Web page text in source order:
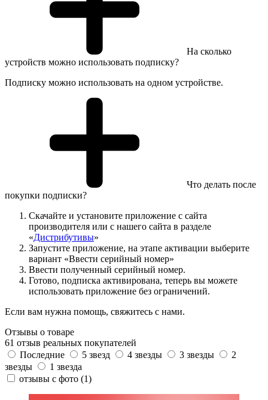
На сколько
устройств можно использовать подписку?
Подписку можно использовать на одном устройстве.
Что делать после
покупки подписки?
Скачайте и установите приложение с сайта
производителя или с нашего сайта в разделе
«Дистрибутивы»
Запустите приложение, на этапе активации выберите
вариант «Ввести серийный номер»
Ввести полученный серийный номер.
Готово, подписка активирована, теперь вы можете
использовать приложение без ограничений.
Если вам нужна помощь, свяжитесь с нами.
Отзывы о товаре
61 отзыв реальных покупателей
Последние
5 звезд 4 звезды 3 звезды
2
звезды
1 звезда
отзывы с фото (1)